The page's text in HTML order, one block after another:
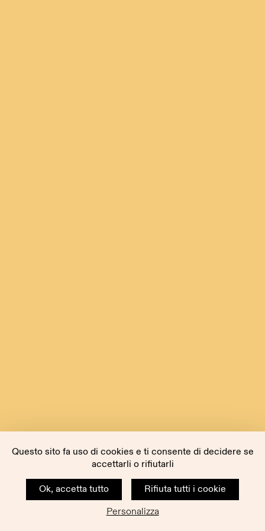
Questo sito fa uso di cookies e ti consente di decidere se
accettarli o rifiutarli
Ok, accetta tutto
Rifiuta tutti i cookie
Personalizza